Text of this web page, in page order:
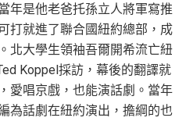
年是他老爸托孫立人將軍寫推
打就進了聯合國紐約總部，成
北大學生領袖吾爾開希流亡紐
Koppel採訪，幕後的翻譯就
愛唱京戲，也能演話劇。當年
為話劇在紐約演出，擔綱的也